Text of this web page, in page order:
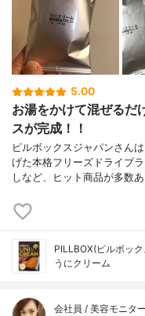
5.00
お湯をかけて混ぜるだ
スが完成！！
ピルボックスジャパンさん
げた本格フリーズドライブ
しなど、ヒット商品が多数
PILLBOX(ピルボック
うにクリーム
会社員 / 美容モニター